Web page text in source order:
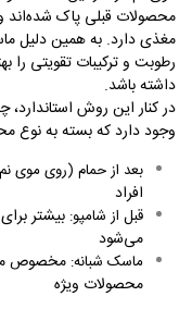
محصولات قبلی پاک شده‌اند
مغذی دارد. به همین دلیل
رطوبت و ترکیبات تقویتی را
داشته باشد.
در کنار این روش
وجود دارد که بسته به نوع
بعد از حمام (روی موی
افراد
قبل از شامپو: بیشتر
می‌شود
ماسک شبانه: مخصوص
محصولات ویژه